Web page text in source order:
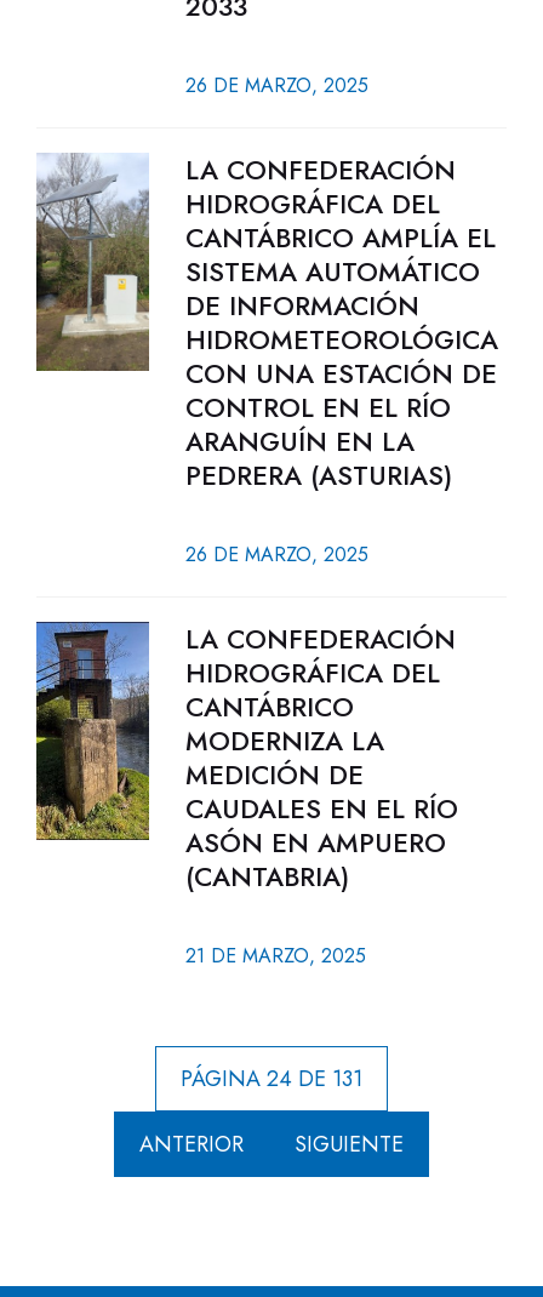
26 DE MARZO, 2025
LA CONFEDERACIÓN
HIDROGRÁFICA DEL
CANTÁBRICO AMPLÍA EL
SISTEMA AUTOMÁTICO
DE INFORMACIÓN
HIDROMETEOROLÓGICA
CON UNA ESTACIÓN DE
CONTROL EN EL RÍO
ARANGUÍN EN LA
PEDRERA (ASTURIAS)
26 DE MARZO, 2025
LA CONFEDERACIÓN
HIDROGRÁFICA DEL
CANTÁBRICO
MODERNIZA LA
MEDICIÓN DE
CAUDALES EN EL RÍO
ASÓN EN AMPUERO
(CANTABRIA)
21 DE MARZO, 2025
PÁGINA 24 DE 131
ANTERIOR SIGUIENTE